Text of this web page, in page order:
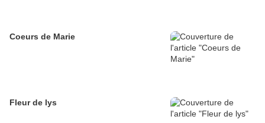
Coeurs de Marie
Fleur de lys